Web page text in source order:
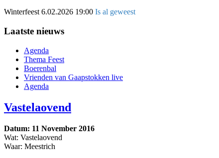
Winterfeest 6.02.2026 19:00 Is al geweest
Laatste nieuws
Agenda
Thema Feest
Boerenbal
Vrienden van Gaapstokken live
Agenda
Vastelaovend
Datum: 11 November 2016
Wat: Vastelaovend
Waar: Meestrich